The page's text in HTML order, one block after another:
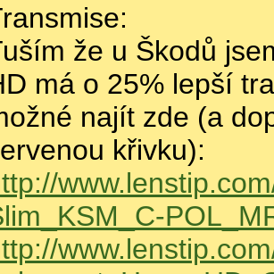
že u Škodů
má o 25% lepší
najít zde (a
křivku):